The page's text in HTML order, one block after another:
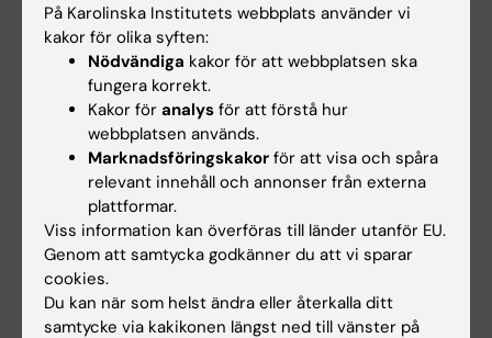
Forskare
Catharina Lavebratt
08-517 765 24
Neurogenetik
E-post: Catharina.Lavebratt@ki.se
Uppdaterad av:
Webb Admin 2014-07-29
På Karolinska Institutets webbplats använder vi
kakor för olika syften:
Nödvändiga kakor för att webbplatsen ska
fungera korrekt.
Kakor för analys för att förstå hur
webbplatsen används.
Marknadsföringskakor för att visa och spåra
relevant innehåll och annonser från externa
plattformar.
Viss information kan överföras till länder utanför EU.
Genom att samtycka godkänner du att vi sparar
cookies.
Du kan när som helst ändra eller återkalla ditt
samtycke via kakikonen längst ned till vänster på